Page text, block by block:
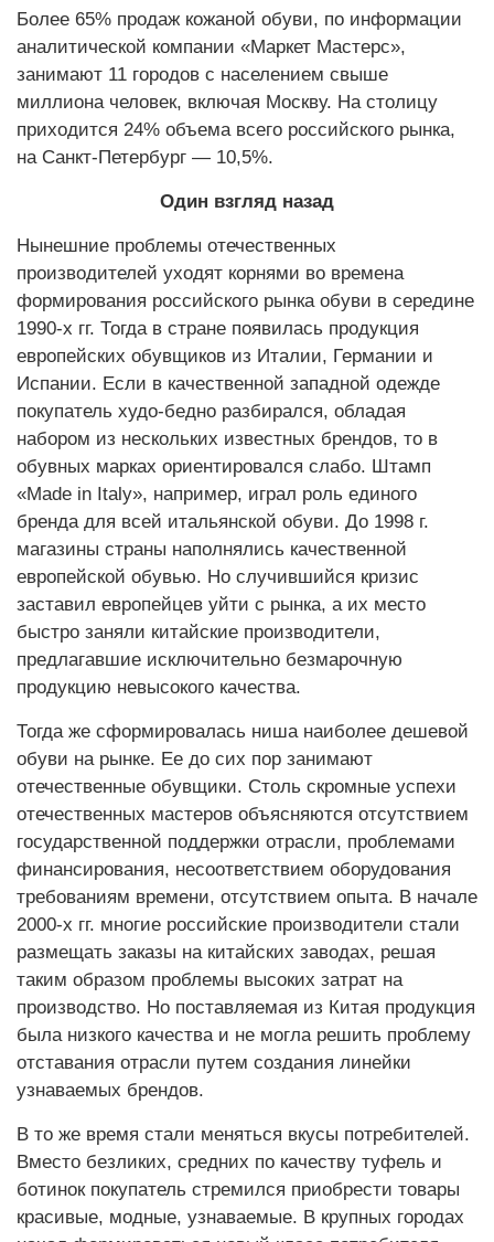
Более 65% продаж кожаной обуви, по информации
аналитической компании «Маркет Мастерс»,
занимают 11 городов с населением свыше
миллиона человек, включая Москву. На столицу
приходится 24% объема всего российского рынка,
на Санкт-Петербург — 10,5%.
Один взгляд назад
Нынешние проблемы отечественных
производителей уходят корнями во времена
формирования российского рынка обуви в середине
1990-х гг. Тогда в стране появилась продукция
европейских обувщиков из Италии, Германии и
Испании. Если в качественной западной одежде
покупатель худо-бедно разбирался, обладая
набором из нескольких известных брендов, то в
обувных марках ориентировался слабо. Штамп
«Made in Italy», например, играл роль единого
бренда для всей итальянской обуви. До 1998 г.
магазины страны наполнялись качественной
европейской обувью. Но случившийся кризис
заставил европейцев уйти с рынка, а их место
быстро заняли китайские производители,
предлагавшие исключительно безмарочную
продукцию невысокого качества.
Тогда же сформировалась ниша наиболее дешевой
обуви на рынке. Ее до сих пор занимают
отечественные обувщики. Столь скромные успехи
отечественных мастеров объясняются отсутствием
государственной поддержки отрасли, проблемами
финансирования, несоответствием оборудования
требованиям времени, отсутствием опыта. В начале
2000-х гг. многие российские производители стали
размещать заказы на китайских заводах, решая
таким образом проблемы высоких затрат на
производство. Но поставляемая из Китая продукция
была низкого качества и не могла решить проблему
отставания отрасли путем создания линейки
узнаваемых брендов.
В то же время стали меняться вкусы потребителей.
Вместо безликих, средних по качеству туфель и
ботинок покупатель стремился приобрести товары
красивые, модные, узнаваемые. В крупных городах